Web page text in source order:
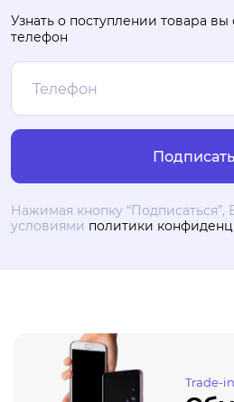
Узнать о поступлении товара
телефон
Нажимая кнопку “Подписаться”,
условиями политики
Trade-in